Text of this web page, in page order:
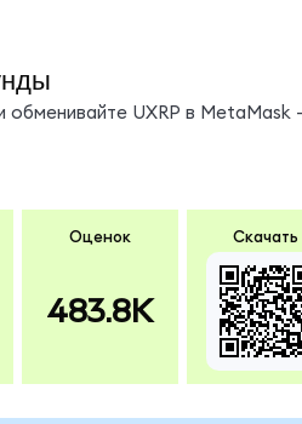
обменивайте UXRP в
Оценок
483.8K
Скачать